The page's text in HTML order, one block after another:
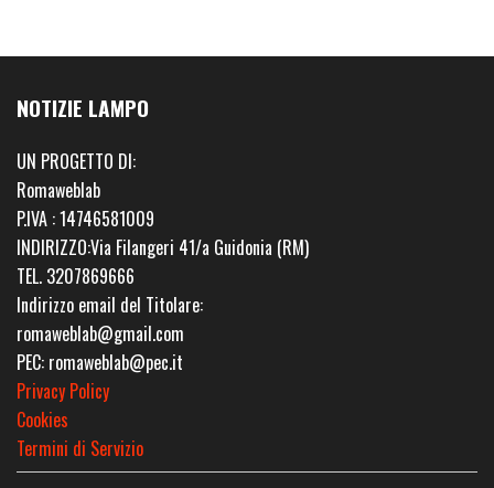
NOTIZIE LAMPO
UN PROGETTO DI:
Romaweblab
P.IVA : 14746581009
INDIRIZZO:Via Filangeri 41/a Guidonia (RM)
TEL. 3207869666
Indirizzo email del Titolare:
romaweblab@gmail.com
PEC: romaweblab@pec.it
Privacy Policy
Cookies
Termini di Servizio